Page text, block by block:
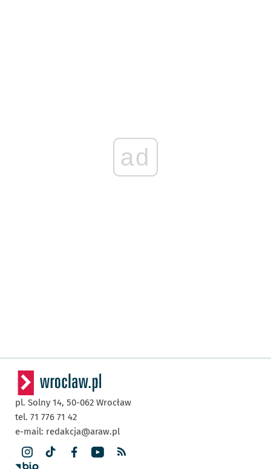
ad
pl. Solny 14, 50-062 Wrocław
tel. 71 776 71 42
e-mail: redakcja@araw.pl